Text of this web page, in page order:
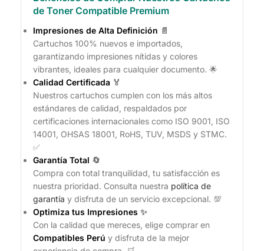
de Toner Compatible Premium
Impresiones de Alta Definición 📄
Cartuchos 100% nuevos e importados,
garantizando impresiones nítidas y colores
vibrantes, ideales para cualquier documento. 🌟
Calidad Certificada 🏅
Nuestros cartuchos cumplen con los más altos
estándares de calidad, respaldados por
certificaciones internacionales como ISO 9001, ISO
14001, OHSAS 18001, RoHS, TUV, MSDS y STMC.
✅
Garantía Total 🔄
Compra con total tranquilidad, tu satisfacción es
nuestra prioridad. Consulta nuestra política de
garantía y disfruta de un servicio excepcional. 💯
Optimiza tus Impresiones ✨
Con la calidad que mereces, elige comprar en
Compatibles Perú y disfruta de la mejor